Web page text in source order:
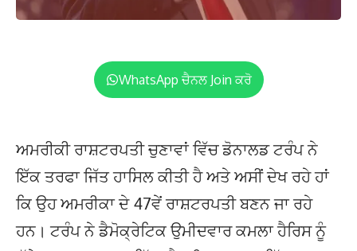
WhatsApp ਚੈਨਲ Join ਕਰੋ
ਅਮਰੀਕੀ ਰਾਸ਼ਟਰਪਤੀ ਚੁਣਾਵਾਂ ਵਿੱਚ ਡੋਨਾਲਡ ਟਰੰਪ ਨੇ
ਇੱਕ ਤਰਫਾ ਜਿੱਤ ਹਾਸਿਲ ਕੀਤੀ ਹੈ ਅਤੇ ਅਸੀਂ ਦੇਖ ਰਹੇ ਹਾਂ
ਕਿ ਉਹ ਅਮਰੀਕਾ ਦੇ 47ਵੇਂ ਰਾਸ਼ਟਰਪਤੀ ਬਣਨ ਜਾ ਰਹੇ
ਹਨ। ਟਰੰਪ ਨੇ ਡੈਮੋਕ੍ਰੇਟਿਕ ਉਮੀਦਵਾਰ ਕਮਲਾ ਹੈਰਿਸ ਨੂੰ